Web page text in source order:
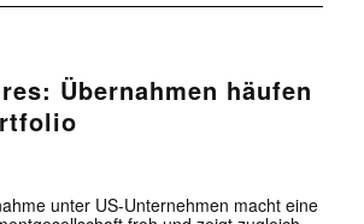
Übernahmen häufen
unter US-Unternehmen macht eine